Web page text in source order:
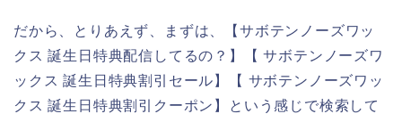
だから、とりあえず、まずは、【サボテンノーズワッ
クス 誕生日特典配信してるの？】【 サボテンノーズワ
ックス 誕生日特典割引セール】【 サボテンノーズワッ
クス 誕生日特典割引クーポン】という感じで検索して